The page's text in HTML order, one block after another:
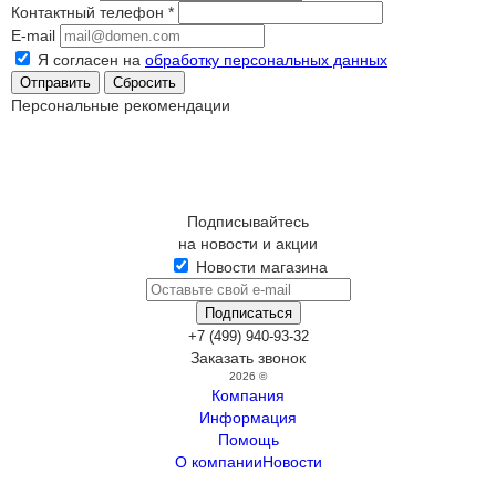
Контактный телефон *
E-mail
Я согласен на обработку персональных данных
Сбросить
Персональные рекомендации
Подписывайтесь
на новости и акции
Новости магазина
+7 (499) 940-93-32
Заказать звонок
2026 ©
Компания
Информация
Помощь
О компанииНовости